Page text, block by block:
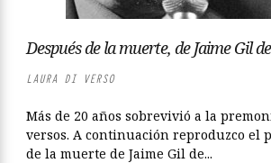
Después de la muerte, de Jaime Gil
LAURA DI VERSO
Más de 20 años sobrevivió a la
versos. A continuación reproduzco el
de la muerte de Jaime Gil de...